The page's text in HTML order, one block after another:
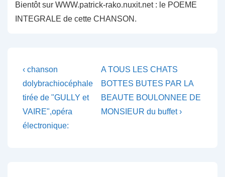
Bientôt sur WWW.patrick-rako.nuxit.net : le POEME
INTEGRALE de cette CHANSON.
Navigation
de
l’article
Previous
Post
is
‹ chanson
dolybrachiocéphale
tirée de "GULLY et
VAIRE",opéra
électronique:
Next
Post
is
A TOUS LES CHATS
BOTTES BUTES PAR LA
BEAUTE BOULONNEE DE
MONSIEUR du buffet ›